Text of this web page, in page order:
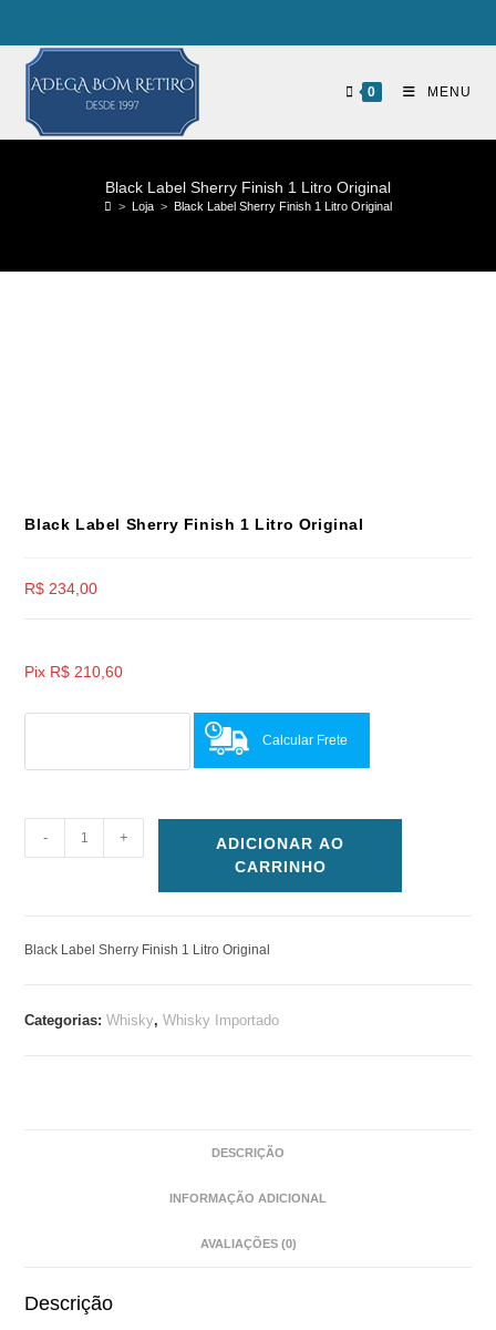
0 MENU
Black Label Sherry Finish 1 Litro Original
> Loja > Black Label Sherry Finish 1 Litro Original
Black Label Sherry Finish 1 Litro Original
R$ 234,00
Pix R$ 210,60
Calcular Frete
- +
ADICIONAR AO
CARRINHO
Black Label Sherry Finish 1 Litro Original
Categorias:Whisky,Whisky Importado
DESCRIÇÃO
INFORMAÇÃO ADICIONAL
AVALIAÇÕES (0)
Descrição